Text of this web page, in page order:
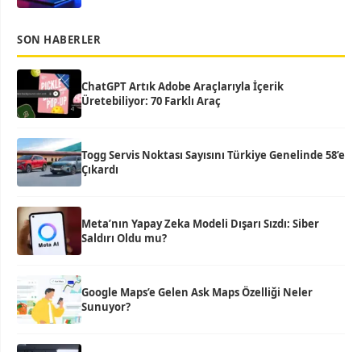
SON HABERLER
ChatGPT Artık Adobe Araçlarıyla İçerik
Üretebiliyor: 70 Farklı Araç
Togg Servis Noktası Sayısını Türkiye Genelinde 58’e
Çıkardı
Meta’nın Yapay Zeka Modeli Dışarı Sızdı: Siber
Saldırı Oldu mu?
Google Maps’e Gelen Ask Maps Özelliği Neler
Sunuyor?